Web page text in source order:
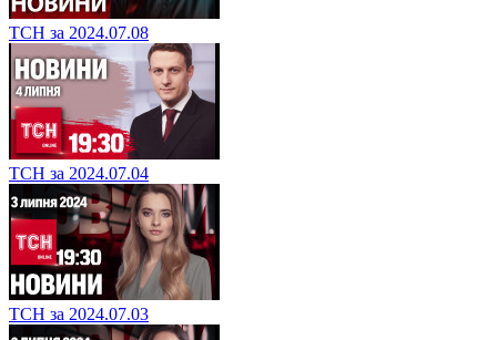
ТСН за 2024.07.08
ТСН за 2024.07.04
ТСН за 2024.07.03